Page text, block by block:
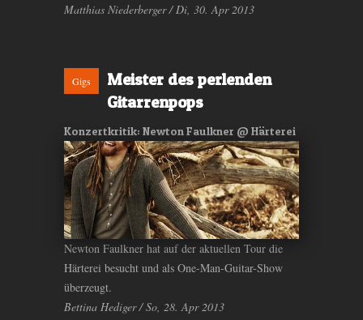
Matthias Niederberger / Di, 30. Apr 2013
Gigs
Meister des perlenden
Gitarrenpops
Konzertkritik: Newton Faulkner @ Härterei
Newton Faulkner hat auf der aktuellen Tour die
Härterei besucht und als One-Man-Guitar-Show
überzeugt.
Bettina Hediger / So, 28. Apr 2013